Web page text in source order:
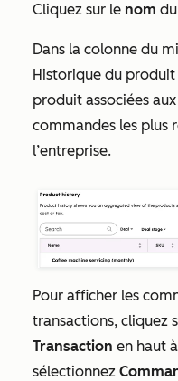
Cliquez sur le nom
Dans la colonne du
Historique du produit
produit associées
commandes les plus
l’entreprise.
Pour afficher les
transactions, cliquez
Transaction en haut
sélectionnez